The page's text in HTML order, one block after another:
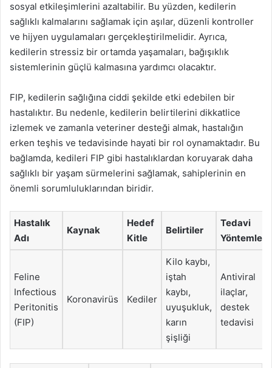
sosyal etkileşimlerini azaltabilir. Bu yüzden, kedilerin
sağlıklı kalmalarını sağlamak için aşılar, düzenli kontroller
ve hijyen uygulamaları gerçekleştirilmelidir. Ayrıca,
kedilerin stressiz bir ortamda yaşamaları, bağışıklık
sistemlerinin güçlü kalmasına yardımcı olacaktır.
FIP, kedilerin sağlığına ciddi şekilde etki edebilen bir
hastalıktır. Bu nedenle, kedilerin belirtilerini dikkatlice
izlemek ve zamanla veteriner desteği almak, hastalığın
erken teşhis ve tedavisinde hayati bir rol oynamaktadır. Bu
bağlamda, kedileri FIP gibi hastalıklardan koruyarak daha
sağlıklı bir yaşam sürmelerini sağlamak, sahiplerinin en
önemli sorumluluklarından biridir.
Hastalık
Adı
Kaynak
Hedef
Kitle
Belirtiler
Tedavi
Yöntemleri
Feline
Infectious
Peritonitis
(FIP)
Koronavirüs Kediler
Kilo kaybı,
iştah
kaybı,
uyuşukluk,
karın
şişliği
Antiviral
ilaçlar,
destek
tedavisi